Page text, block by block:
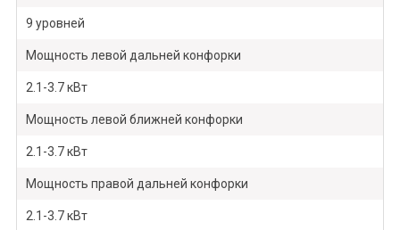
9 уровней
Мощность левой дальней конфорки
2.1-3.7 кВт
Мощность левой ближней конфорки
2.1-3.7 кВт
Мощность правой дальней конфорки
2.1-3.7 кВт